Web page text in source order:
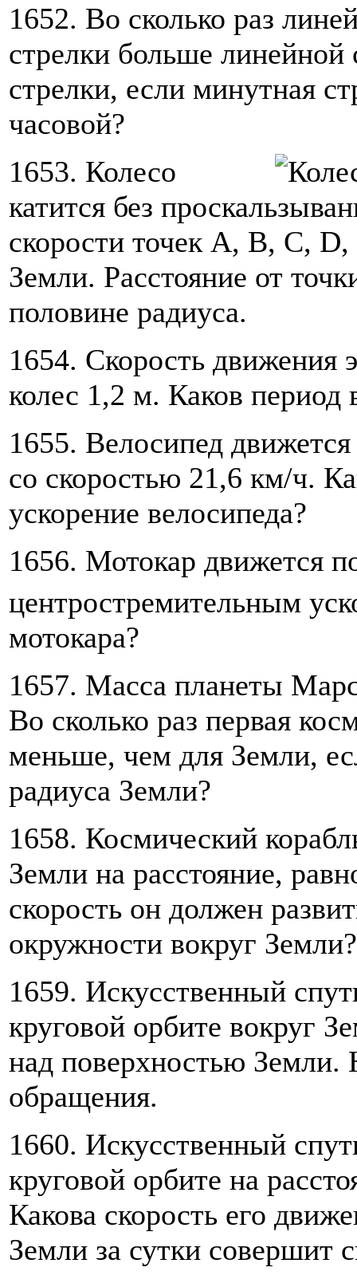
1652. Во сколько раз
стрелки больше линейной
стрелки, если минутная
часовой?
1653. Колесо
катится без
скорости точек А, В, С,
Земли. Расстояние от
половине радиуса.
1654. Скорость движения
колес 1,2 м. Каков период
1655. Велосипед
со скоростью 21,6 км/ч.
ускорение велосипеда?
1656. Мотокар движется
центростремительным
мотокара?
1657. Масса планеты
Во сколько раз первая
меньше, чем для Земли,
радиуса Земли?
1658. Космический
Земли на расстояние,
скорость он должен
окружности вокруг Земли?
1659. Искусственный
круговой орбите вокруг
над поверхностью Земли.
обращения.
1660. Искусственный
круговой орбите на
Какова скорость его
Земли за сутки совершит